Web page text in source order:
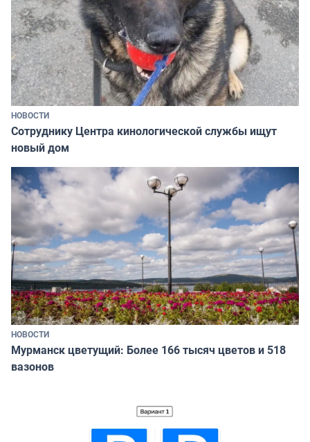
НОВОСТИ
Сотруднику Центра кинологической службы ищут
новый дом
НОВОСТИ
Мурманск цветущий: Более 166 тысяч цветов и 518
вазонов